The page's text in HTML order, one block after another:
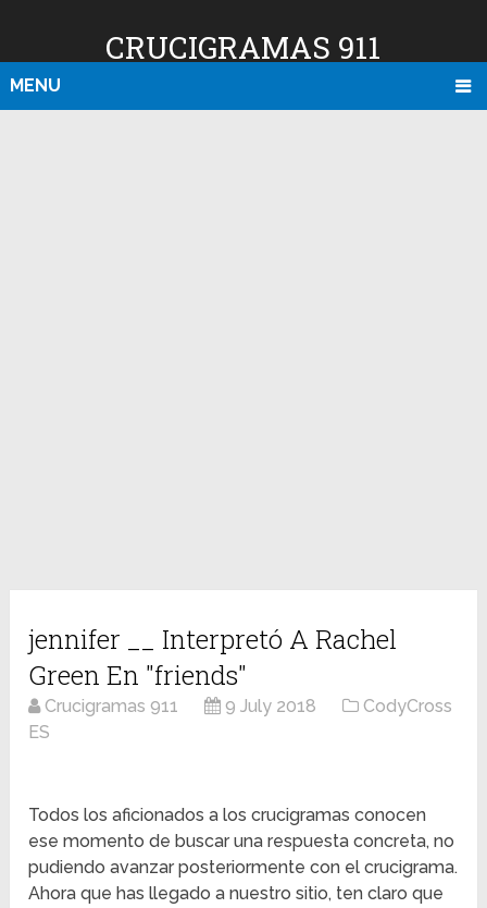
CRUCIGRAMAS 911
MENU
jennifer __ Interpretó A Rachel
Green En "friends"
Crucigramas 911 9 July 2018
CodyCross
ES
Todos los aficionados a los crucigramas conocen
ese momento de buscar una respuesta concreta, no
pudiendo avanzar posteriormente con el crucigrama.
Ahora que has llegado a nuestro sitio, ten claro que